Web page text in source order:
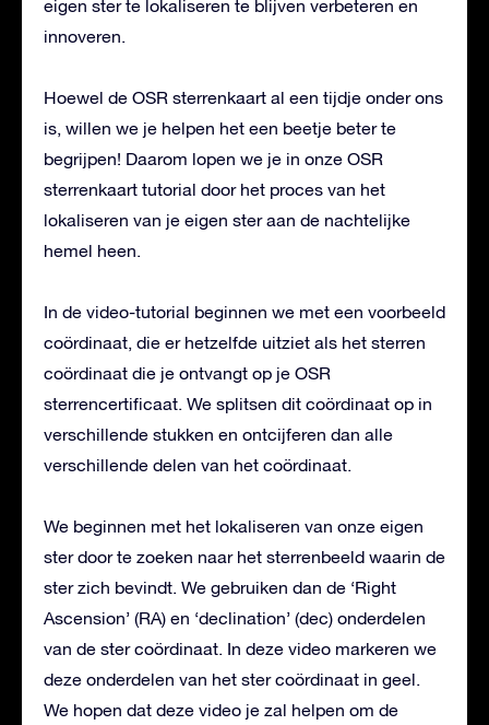
eigen ster te lokaliseren te blijven verbeteren en
innoveren.
Hoewel de OSR sterrenkaart al een tijdje onder ons
is, willen we je helpen het een beetje beter te
begrijpen! Daarom lopen we je in onze OSR
sterrenkaart tutorial door het proces van het
lokaliseren van je eigen ster aan de nachtelijke
hemel heen.
In de video-tutorial beginnen we met een voorbeeld
coördinaat, die er hetzelfde uitziet als het sterren
coördinaat die je ontvangt op je OSR
sterrencertificaat. We splitsen dit coördinaat op in
verschillende stukken en ontcijferen dan alle
verschillende delen van het coördinaat.
We beginnen met het lokaliseren van onze eigen
ster door te zoeken naar het sterrenbeeld waarin de
ster zich bevindt. We gebruiken dan de ‘Right
Ascension’ (RA) en ‘declination’ (dec) onderdelen
van de ster coördinaat. In deze video markeren we
deze onderdelen van het ster coördinaat in geel.
We hopen dat deze video je zal helpen om de